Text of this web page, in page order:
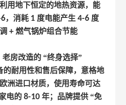
用地下恒定的地热资源，能
，消耗 1 度电能产生 4-6 度
+ 燃气锅炉组合节能
房改造的 “终身选择”
的耐用性和售后保障，意格地
洲进口材质，使用寿命可达
电的 8-10 年；品牌提供 “免